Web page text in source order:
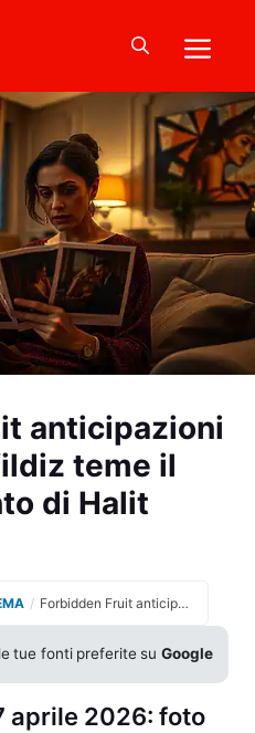
anticipazioni
teme il
di Halit
/ Forbidden Fruit anticipazioni serie TV, Yildiz teme il tradimento di Halit
tue fonti preferite suGoogle
aprile 2026: foto